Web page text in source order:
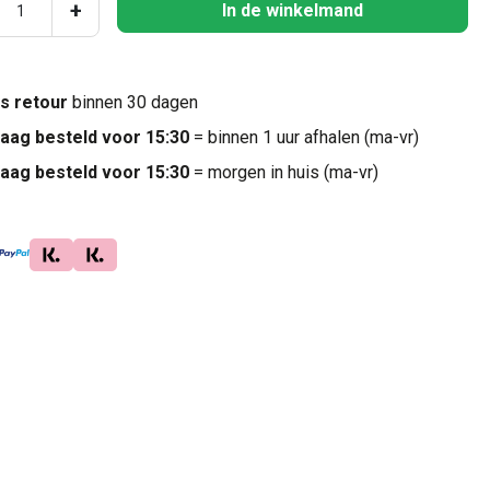
+ In de winkelmand
retour binnen 30 dagen
besteld voor 15:30= binnen 1 uur afhalen (ma-vr)
besteld voor 15:30= morgen in huis (ma-vr)